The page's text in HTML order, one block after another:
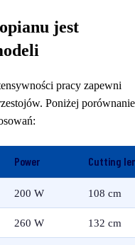
jest
pracy zapewni
Poniżej porównanie
Power Cutting
200 W 108 cm
260 W 132 cm